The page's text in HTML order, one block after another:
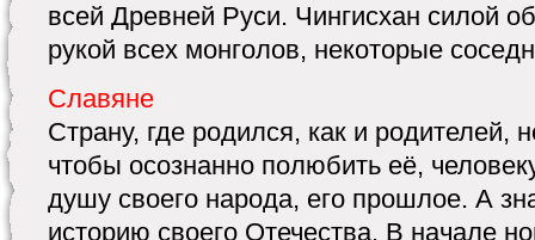
всей Древней Руси. Чингисхан силой
рукой всех монголов, некоторые
Славяне
Страну, где родился, как и родителей,
чтобы осознанно полюбить её,
душу своего народа, его прошлое. А
историю своего Отечества. В начале